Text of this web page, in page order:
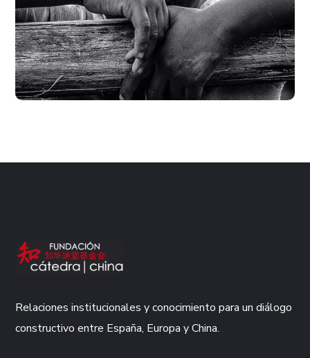
Rural Children
#CHARITY #DONATION
Relaciones institucionales y conocimiento para un diálogo
constructivo entre España, Europa y China.